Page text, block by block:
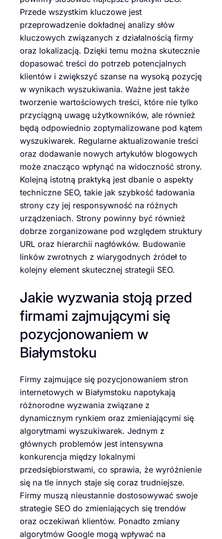
Przede wszystkim kluczowe jest
przeprowadzenie dokładnej analizy słów
kluczowych związanych z działalnością firmy
oraz lokalizacją. Dzięki temu można skutecznie
dopasować treści do potrzeb potencjalnych
klientów i zwiększyć szanse na wysoką pozycję
w wynikach wyszukiwania. Ważne jest także
tworzenie wartościowych treści, które nie tylko
przyciągną uwagę użytkowników, ale również
będą odpowiednio zoptymalizowane pod kątem
wyszukiwarek. Regularne aktualizowanie treści
oraz dodawanie nowych artykułów blogowych
może znacząco wpłynąć na widoczność strony.
Kolejną istotną praktyką jest dbanie o aspekty
techniczne SEO, takie jak szybkość ładowania
strony czy jej responsywność na różnych
urządzeniach. Strony powinny być również
dobrze zorganizowane pod względem struktury
URL oraz hierarchii nagłówków. Budowanie
linków zwrotnych z wiarygodnych źródeł to
kolejny element skutecznej strategii SEO.
Jakie wyzwania stoją przed
firmami zajmującymi się
pozycjonowaniem w
Białymstoku
Firmy zajmujące się pozycjonowaniem stron
internetowych w Białymstoku napotykają
różnorodne wyzwania związane z
dynamicznym rynkiem oraz zmieniającymi się
algorytmami wyszukiwarek. Jednym z
głównych problemów jest intensywna
konkurencja między lokalnymi
przedsiębiorstwami, co sprawia, że wyróżnienie
się na tle innych staje się coraz trudniejsze.
Firmy muszą nieustannie dostosowywać swoje
strategie SEO do zmieniających się trendów
oraz oczekiwań klientów. Ponadto zmiany
algorytmów Google mogą wpływać na